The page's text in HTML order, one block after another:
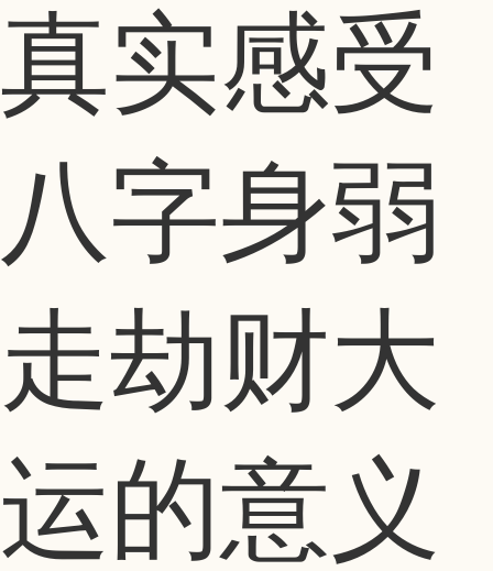
真实感受
八字身弱
走劫财大
运的意义